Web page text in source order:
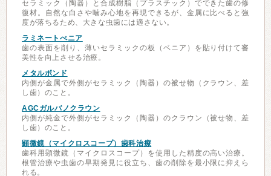
セラミック（陶器）と合成樹脂（プラスチック）でできた歯の修
復材。自然な白さや噛み心地を再現できるが、金属に比べると強
度が落ちるため、大きな虫歯には適さない。
ラミネートべニア
歯の表面を削り、薄いセラミックの板（ベニア）を貼り付けて審
美性を向上させる治療。
メタルボンド
内側が金属で外側がセラミック（陶器）の被せ物（クラウン、差
し歯）のこと。
AGCガルバノクラウン
内側が純金で外側がセラミック（陶器）のクラウン（被せ物、差
し歯）のこと。
顕微鏡（マイクロスコープ）歯科治療
歯科用顕微鏡（マイクロスコープ）を使用した精度の高い治療。
根管治療や虫歯の早期発見に役立ち、歯の削除を最小限に抑えら
れる。